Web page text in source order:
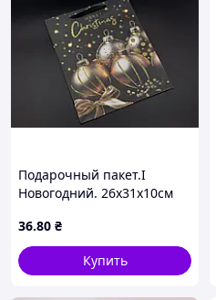
Подарочный пакет.I
Новогодний. 26х31х10см
36.80 ₴
Купить